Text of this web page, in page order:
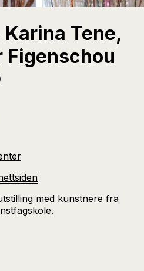
Tene,
Figenschou
med kunstnere fra